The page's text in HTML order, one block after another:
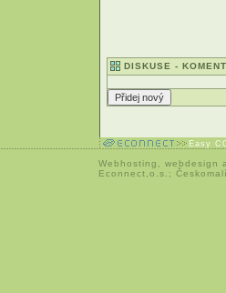
DISKUSE -
Easy
Webhosting webdesign
Econnect,o.s.;